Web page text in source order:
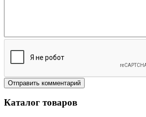
Каталог товаров